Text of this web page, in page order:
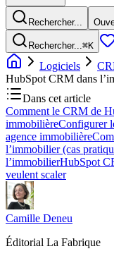
Rechercher...
Rechercher...⌘K
Logiciels
HubSpot CRM dans
Dans cet article
Comment le CRM de
immobilièreConfigurer
agence immobilière
l’immobilier (cas
l’immobilierHubSpot
veulent scaler
Camille Deneu
Éditorial La Fabrique